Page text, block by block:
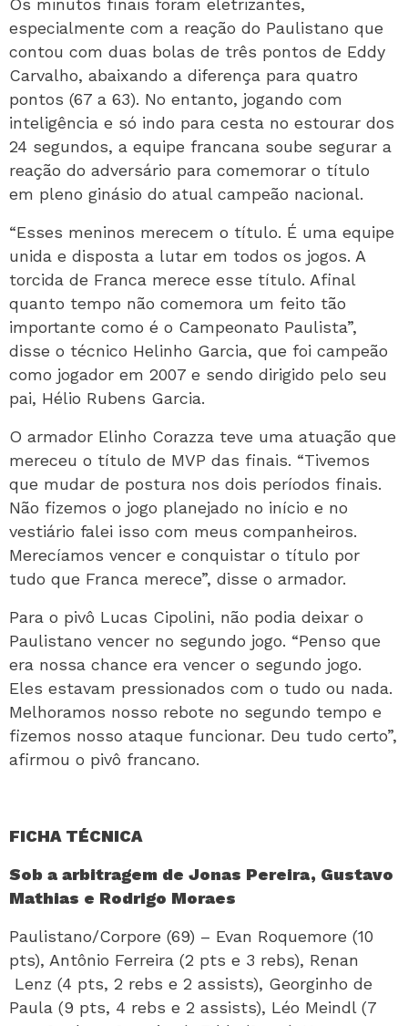
Os minutos finais foram eletrizantes,
especialmente com a reação do Paulistano que
contou com duas bolas de três pontos de Eddy
Carvalho, abaixando a diferença para quatro
pontos (67 a 63). No entanto, jogando com
inteligência e só indo para cesta no estourar dos
24 segundos, a equipe francana soube segurar a
reação do adversário para comemorar o título
em pleno ginásio do atual campeão nacional.
“Esses meninos merecem o título. É uma equipe
unida e disposta a lutar em todos os jogos. A
torcida de Franca merece esse título. Afinal
quanto tempo não comemora um feito tão
importante como é o Campeonato Paulista”,
disse o técnico Helinho Garcia, que foi campeão
como jogador em 2007 e sendo dirigido pelo seu
pai, Hélio Rubens Garcia.
O armador Elinho Corazza teve uma atuação que
mereceu o título de MVP das finais. “Tivemos
que mudar de postura nos dois períodos finais.
Não fizemos o jogo planejado no início e no
vestiário falei isso com meus companheiros.
Merecíamos vencer e conquistar o título por
tudo que Franca merece”, disse o armador.
Para o pivô Lucas Cipolini, não podia deixar o
Paulistano vencer no segundo jogo. “Penso que
era nossa chance era vencer o segundo jogo.
Eles estavam pressionados com o tudo ou nada.
Melhoramos nosso rebote no segundo tempo e
fizemos nosso ataque funcionar. Deu tudo certo”,
afirmou o pivô francano.
FICHA TÉCNICA
Sob a arbitragem de Jonas Pereira, Gustavo
Mathias e Rodrigo Moraes
Paulistano/Corpore (69) – Evan Roquemore (10
pts), Antônio Ferreira (2 pts e 3 rebs), Renan
Lenz (4 pts, 2 rebs e 2 assists), Georginho de
Paula (9 pts, 4 rebs e 2 assists), Léo Meindl (7